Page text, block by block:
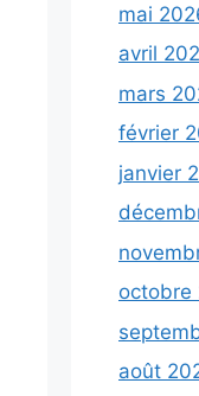
mai
avril
mars
février
janvier
octobre
août